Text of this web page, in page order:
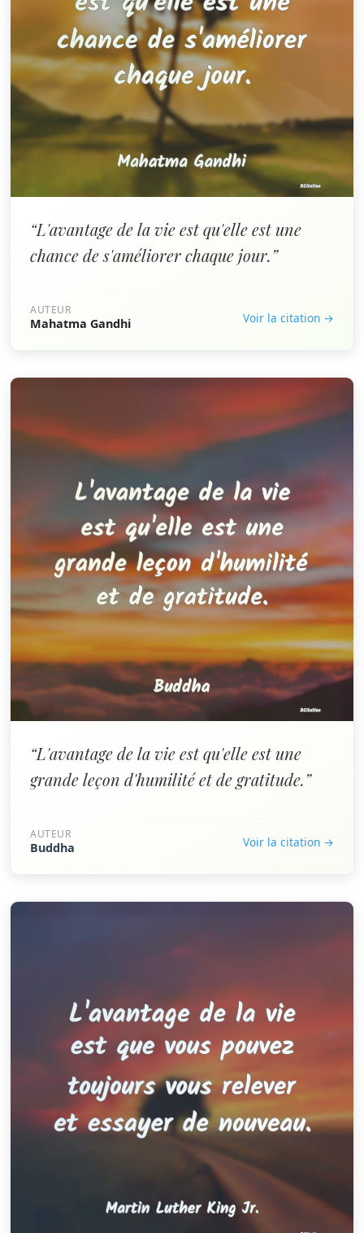
“L'avantage de la vie est qu'elle est une
chance de s'améliorer chaque jour.”
AUTEUR
Mahatma Gandhi Voir la citation →
“L'avantage de la vie est qu'elle est une
grande leçon d'humilité et de gratitude.”
AUTEUR
Buddha Voir la citation →